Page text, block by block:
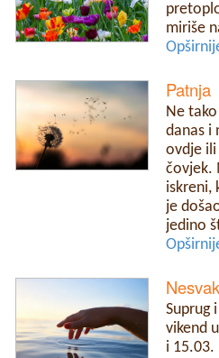
miriše
Patnja
Ne
danas i
ovdje
čovjek.
iskreni,
je
jedino
Suprug
vikend
i 15.03.